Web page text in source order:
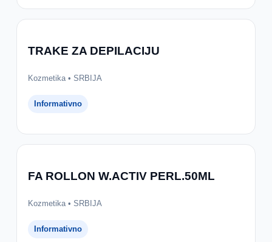
TRAKE ZA DEPILACIJU
Kozmetika • SRBIJA
Informativno
FA ROLLON W.ACTIV PERL.50ML
Kozmetika • SRBIJA
Informativno